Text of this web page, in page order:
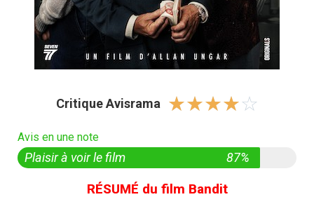
Critique Avisrama ☆☆☆☆☆
Avis en une note
Plaisir à voir le film 87%
RÉSUMÉ du film Bandit